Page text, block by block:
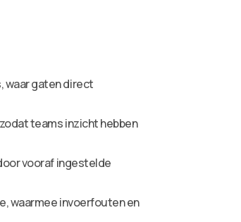
waar gaten direct
teams inzicht hebben
vooraf ingestelde
waarmee invoerfouten en